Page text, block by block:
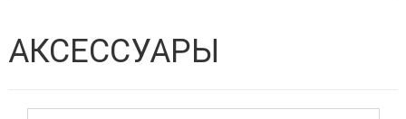
АКСЕССУАРЫ